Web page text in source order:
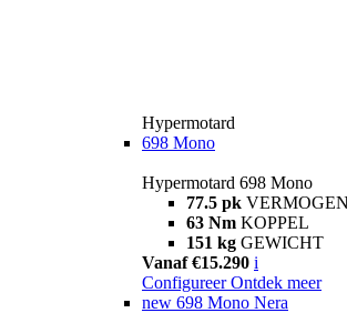
Hypermotard
698 Mono
Hypermotard 698 Mono
77.5 pk VERMOGEN
63 Nm KOPPEL
151 kg GEWICHT
Vanaf €15.290 i
Configureer Ontdek meer
new 698 Mono Nera